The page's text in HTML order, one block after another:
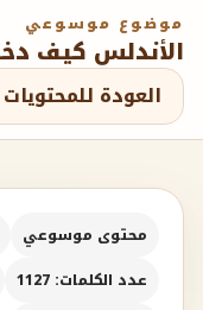
موضوع موسوعي
العودة للمحتويات
محتوى موسوعي
عدد الكلمات: 1127